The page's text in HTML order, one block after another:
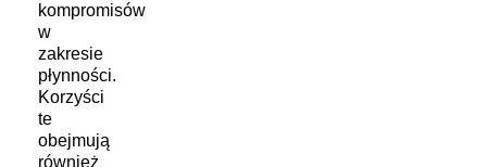
kompromisów
w
zakresie
płynności.
Korzyści
te
obejmują
również